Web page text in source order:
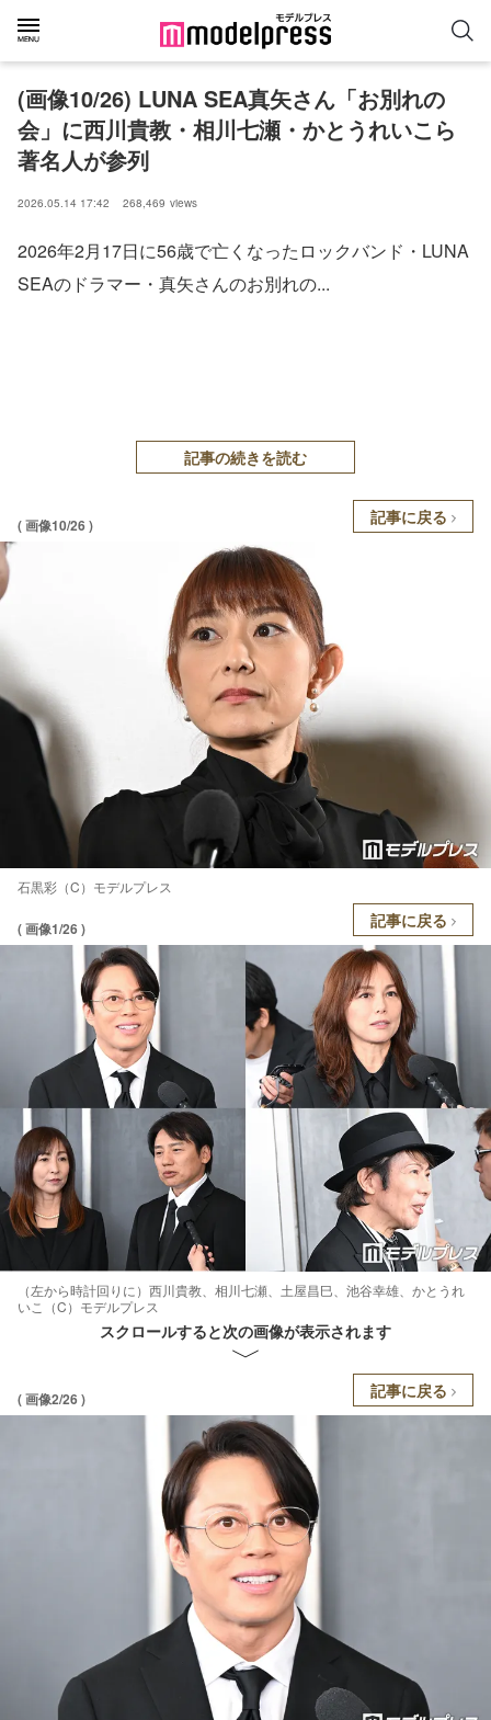
(画像10/26) LUNA SEA真矢さん「お別れの
会」に西川貴教・相川七瀬・かとうれいこら
著名人が参列
2026.05.14 17:42 268,469 views
2026年2月17日に56歳で亡くなったロックバンド・LUNA
SEAのドラマー・真矢さんのお別れの...
記事の続きを読む
( 画像10/26 ) 記事に戻る
石黒彩（C）モデルプレス
( 画像1/26 ) 記事に戻る
（左から時計回りに）西川貴教、相川七瀬、土屋昌巳、池谷幸雄、かとうれ
いこ（C）モデルプレス
スクロールすると次の画像が表示されます
( 画像2/26 ) 記事に戻る